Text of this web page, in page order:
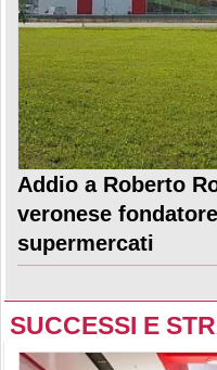
Addio a Roberto
veronese
supermercati
SUCCESSI E